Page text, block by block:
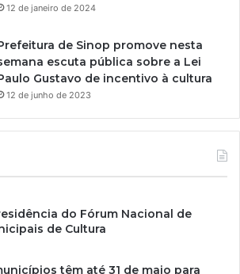
12 de janeiro de 2024
de Sinop promove nesta
escuta pública sobre a Lei
Gustavo de incentivo à cultura
12 de junho de 2023
do Fórum Nacional de
de Cultura
têm até 31 de maio para